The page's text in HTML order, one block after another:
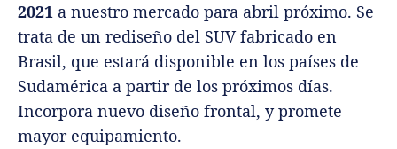
2021 a nuestro mercado para abril próximo. Se
trata de un rediseño del SUV fabricado en
Brasil, que estará disponible en los países de
Sudamérica a partir de los próximos días.
Incorpora nuevo diseño frontal, y promete
mayor equipamiento.